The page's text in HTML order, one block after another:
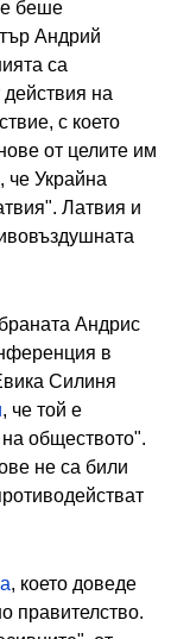
беше
Андрий
са
действия на
с което
от целите им
, че Украйна
Латвия и
Андрис
в
Силиня
, че той е
обществото".
не са били
, което доведе
правителство.